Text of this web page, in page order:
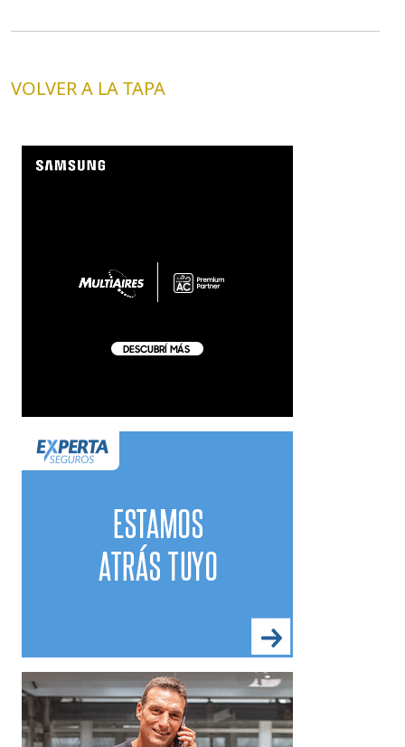
VOLVER A LA TAPA